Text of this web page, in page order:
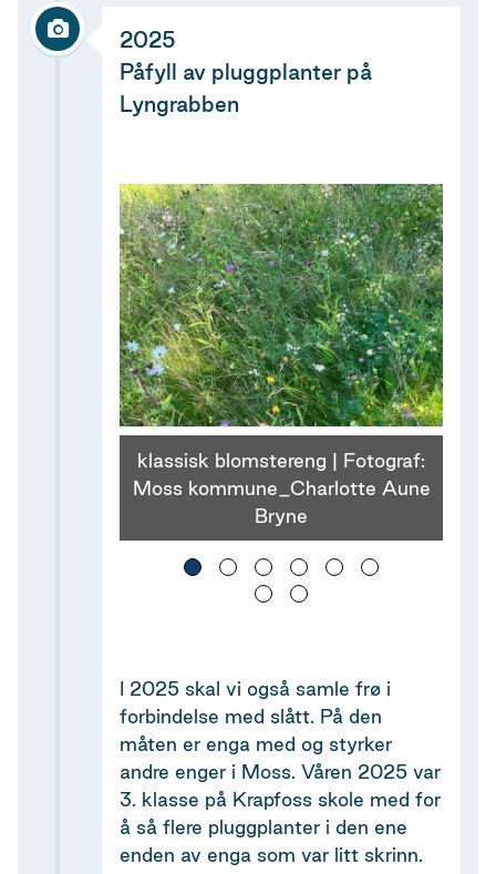
2025
Påfyll av pluggplanter på
Lyngrabben
klassisk blomstereng | Fotograf:
Moss kommune_Charlotte Aune
Bryne
I 2025 skal vi også samle frø i
forbindelse med slått. På den
måten er enga med og styrker
andre enger i Moss. Våren 2025 var
3. klasse på Krapfoss skole med for
å så flere pluggplanter i den ene
enden av enga som var litt skrinn.